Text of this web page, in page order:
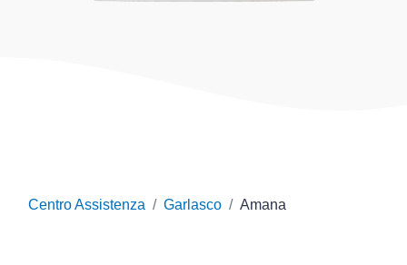
Centro Assistenza Garlasco Amana